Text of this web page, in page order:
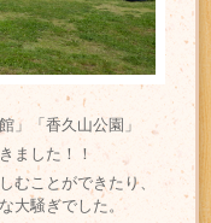
「香久山公園」
ました！！
むことができたり、
大騒ぎでした。